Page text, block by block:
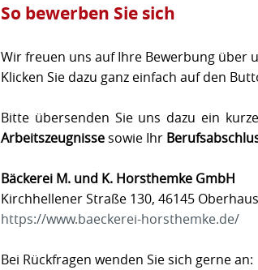
So bewerben Sie sich
Wir freuen uns auf Ihre Bewerbung über
Klicken Sie dazu ganz einfach auf den
Bitte übersenden Sie uns dazu ein
Arbeitszeugnissesowie Ihr
Bäckerei M. und K. Horsthemke GmbH
Kirchhellener Straße 130, 46145
https://www.baeckerei-horsthemke.de/
Bei Rückfragen wenden Sie sich gerne an: